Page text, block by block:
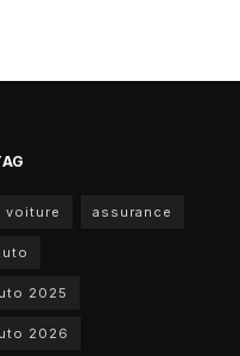
voiture assurance
2025
2026